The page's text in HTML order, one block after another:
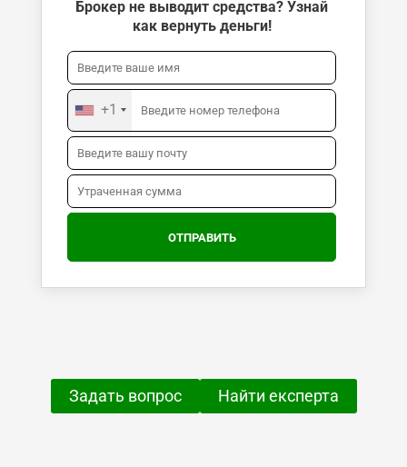
Брокер не выводит средства? Узнай
как вернуть деньги!
+1
Задать вопрос Найти експерта